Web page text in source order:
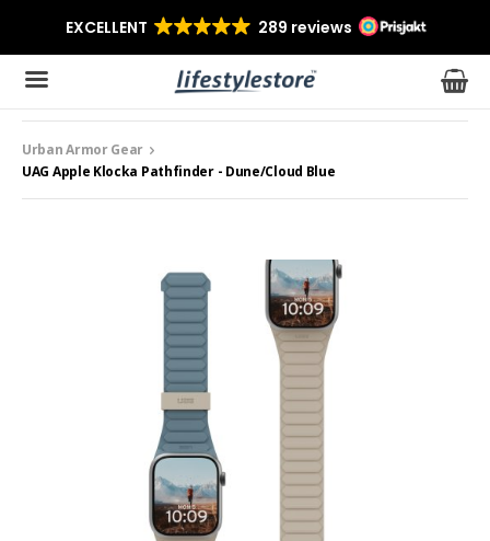
Produkten har blivit tillagd i varukorgen
Urban Armor Gear
UAG Apple Klocka Pathfinder - Dune/Cloud Blue